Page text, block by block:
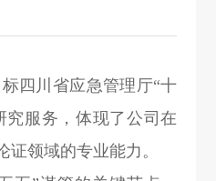
四川省应急管理厅“十
究服务，体现了公司在
证领域的专业能力。